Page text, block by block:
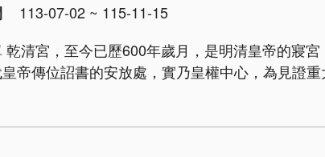
113-07-02 ~ 115-11-15
帝
帝傳位詔書的安放處，實乃皇權中心，為見證